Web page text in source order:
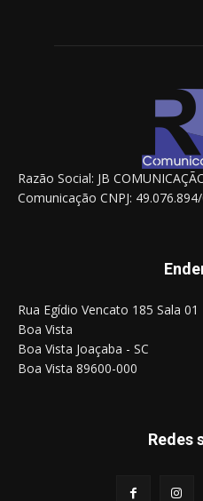
Razão Social: JB
Comunicação CNPJ:
Rua Egídio Vencato 185 Sala 01
Boa Vista
Boa Vista Joaçaba - SC
Boa Vista 89600-000
Redes